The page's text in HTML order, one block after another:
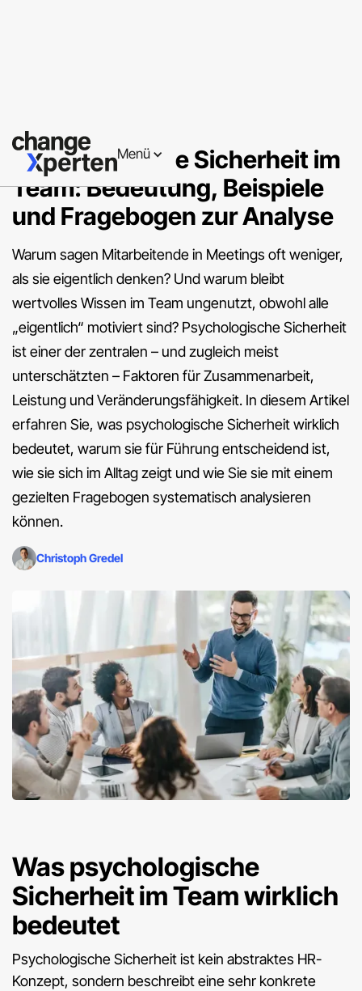
Menü
Teamentwicklung
Psychologische Sicherheit im
Team: Bedeutung, Beispiele
und Fragebogen zur Analyse
Warum sagen Mitarbeitende in Meetings oft weniger,
als sie eigentlich denken? Und warum bleibt
wertvolles Wissen im Team ungenutzt, obwohl alle
„eigentlich“ motiviert sind? Psychologische Sicherheit
ist einer der zentralen – und zugleich meist
unterschätzten – Faktoren für Zusammenarbeit,
Leistung und Veränderungsfähigkeit. In diesem Artikel
erfahren Sie, was psychologische Sicherheit wirklich
bedeutet, warum sie für Führung entscheidend ist,
wie sie sich im Alltag zeigt und wie Sie sie mit einem
gezielten Fragebogen systematisch analysieren
können.
Christoph Gredel
Was psychologische
Sicherheit im Team wirklich
bedeutet
Psychologische Sicherheit ist kein abstraktes HR-
Konzept, sondern beschreibt eine sehr konkrete